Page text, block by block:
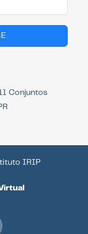
Conjuntos
IRIP